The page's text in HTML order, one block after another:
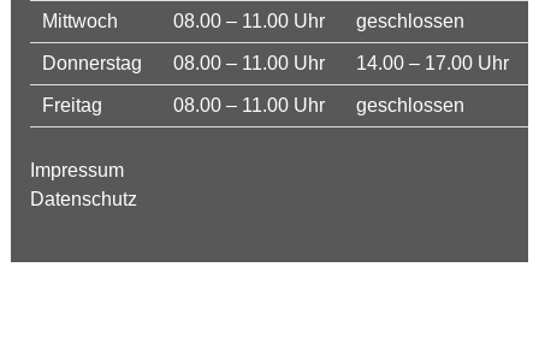
Mittwoch 08.00 – 11.00 Uhr geschlossen
Donnerstag 08.00 – 11.00 Uhr 14.00 – 17.00 Uhr
Freitag 08.00 – 11.00 Uhr geschlossen
Impressum
Datenschutz